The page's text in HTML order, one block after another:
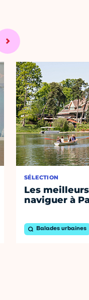
SÉLECTION
Les
naviguer à
Balades urbaines